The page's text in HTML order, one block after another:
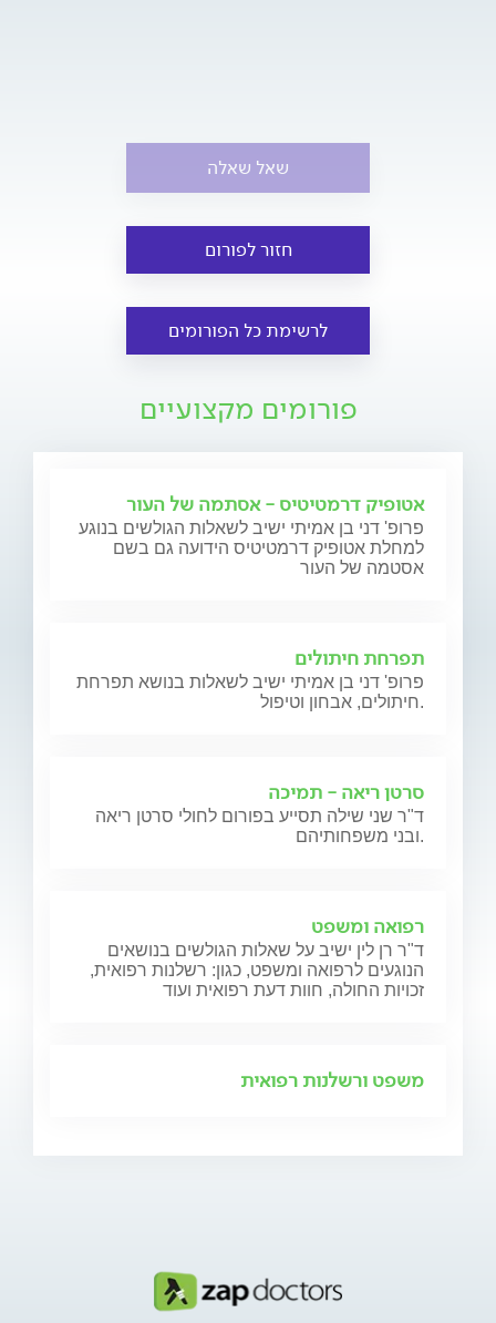
שאל שאלה
חזור לפורום
לרשימת כל הפורומים
פורומים מקצועיים
אטופיק דרמטיטיס - אסתמה של העור
פרופ' דני בן אמיתי ישיב לשאלות הגולשים בנוגע
למחלת אטופיק דרמטיטיס הידועה גם בשם
אסטמה של העור
תפרחת חיתולים
פרופ' דני בן אמיתי ישיב לשאלות בנושא תפרחת
חיתולים, אבחון וטיפול.
סרטן ריאה - תמיכה
ד"ר שני שילה תסייע בפורום לחולי סרטן ריאה
ובני משפחותיהם.
רפואה ומשפט
ד"ר רן לין ישיב על שאלות הגולשים בנושאים
הנוגעים לרפואה ומשפט, כגון: רשלנות רפואית,
זכויות החולה, חוות דעת רפואית ועוד
משפט ורשלנות רפואית